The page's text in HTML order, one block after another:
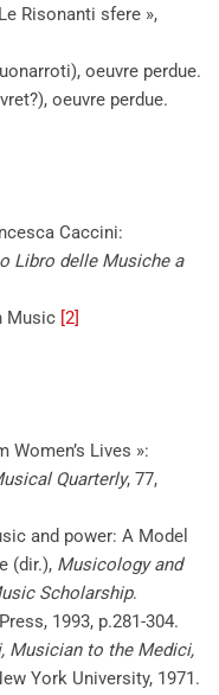
Risonanti sfere »,
oeuvre perdue.
oeuvre perdue.
Caccini:
Libro delle Musiche a
Music [2]
Women’s Lives »:
Quarterly, 77,
and power: A Model
(dir.), Musicology and
Scholarship.
1993, p.281-304.
Musician to the Medici,
York University, 1971.